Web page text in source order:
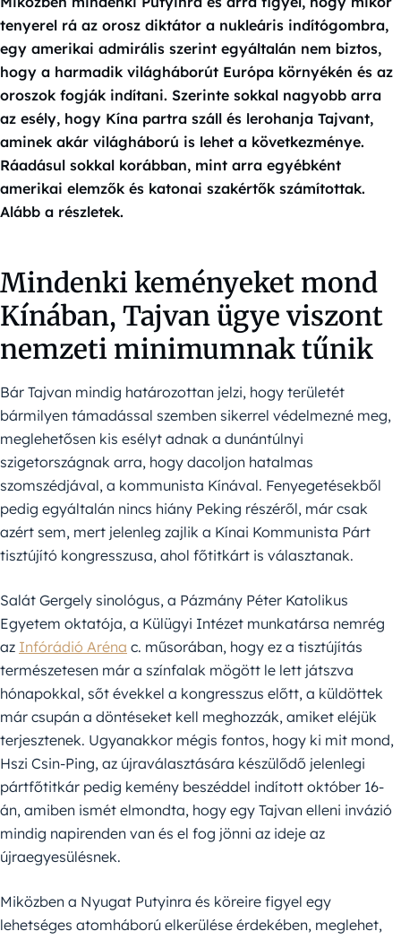
tenyerel rá az orosz diktátor a nukleáris indítógombra,
egy amerikai admirális szerint egyáltalán nem biztos,
hogy a harmadik világháborút Európa környékén és az
oroszok fogják indítani. Szerinte sokkal nagyobb arra
az esély, hogy Kína partra száll és lerohanja Tajvant,
aminek akár világháború is lehet a következménye.
Ráadásul sokkal korábban, mint arra egyébként
amerikai elemzők és katonai szakértők számítottak.
Alább a részletek.
Mindenki keményeket mond
Kínában, Tajvan ügye viszont
nemzeti minimumnak tűnik
Bár Tajvan mindig határozottan jelzi, hogy területét
bármilyen támadással szemben sikerrel védelmezné meg,
meglehetősen kis esélyt adnak a dunántúlnyi
szigetországnak arra, hogy dacoljon hatalmas
szomszédjával, a kommunista Kínával. Fenyegetésekből
pedig egyáltalán nincs hiány Peking részéről, már csak
azért sem, mert jelenleg zajlik a Kínai Kommunista Párt
tisztújító kongresszusa, ahol főtitkárt is választanak.
Salát Gergely sinológus, a Pázmány Péter Katolikus
Egyetem oktatója, a Külügyi Intézet munkatársa nemrég
az Infórádió Aréna c. műsorában, hogy ez a tisztújítás
természetesen már a színfalak mögött le lett játszva
hónapokkal, sőt évekkel a kongresszus előtt, a küldöttek
már csupán a döntéseket kell meghozzák, amiket eléjük
terjesztenek. Ugyanakkor mégis fontos, hogy ki mit mond,
Hszi Csin-Ping, az újraválasztására készülődő jelenlegi
pártfőtitkár pedig kemény beszéddel indított október 16-
án, amiben ismét elmondta, hogy egy Tajvan elleni invázió
mindig napirenden van és el fog jönni az ideje az
újraegyesülésnek.
Miközben a Nyugat Putyinra és köreire figyel egy
lehetséges atomháború elkerülése érdekében, meglehet,